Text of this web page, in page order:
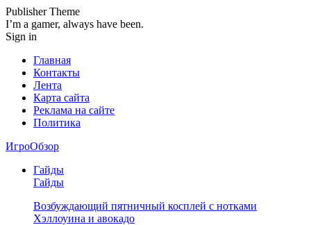
Publisher Theme
I’m a gamer, always have been.
Sign in
Главная
Контакты
Лента
Карта сайта
Реклама на сайте
Политика
ИгроОбзор
Гайды
Гайды
Возбуждающий пятничный косплей с нотками
Хэллоуина и авокадо